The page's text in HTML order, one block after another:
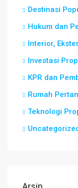
Destinasi
Hukum dan
Interior,
Investasi
KPR dan
Rumah
Teknologi